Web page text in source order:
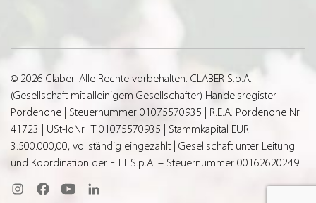
© 2026 Claber. Alle Rechte vorbehalten. CLABER S.p.A.
(Gesellschaft mit alleinigem Gesellschafter) Handelsregister
Pordenone | Steuernummer 01075570935 | R.E.A. Pordenone Nr.
41723 | USt-IdNr. IT 01075570935 | Stammkapital EUR
3.500.000,00, vollständig eingezahlt | Gesellschaft unter Leitung
und Koordination der FITT S.p.A. – Steuernummer 00162620249